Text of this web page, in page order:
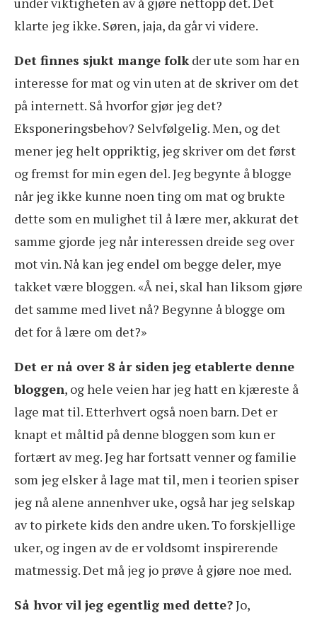
klarte jeg ikke. Søren, jaja, da går vi videre.
Det finnes sjukt mange folkder ute som har en
interesse for mat og vin uten at de skriver om det
på internett. Så hvorfor gjør jeg det?
Eksponeringsbehov? Selvfølgelig. Men, og det
mener jeg helt oppriktig, jeg skriver om det først
og fremst for min egen del. Jeg begynte å blogge
når jeg ikke kunne noen ting om mat og brukte
dette som en mulighet til å lære mer, akkurat det
samme gjorde jeg når interessen dreide seg over
mot vin. Nå kan jeg endel om begge deler, mye
takket være bloggen. «Å nei, skal han liksom gjøre
det samme med livet nå? Begynne å blogge om
det for å lære om det?»
Det er nå over 8 år siden jeg etablerte denne
bloggen, og hele veien har jeg hatt en kjæreste å
lage mat til. Etterhvert også noen barn. Det er
knapt et måltid på denne bloggen som kun er
fortært av meg. Jeg har fortsatt venner og familie
som jeg elsker å lage mat til, men i teorien spiser
jeg nå alene annenhver uke, også har jeg selskap
av to pirkete kids den andre uken. To forskjellige
uker, og ingen av de er voldsomt inspirerende
matmessig. Det må jeg jo prøve å gjøre noe med.
Så hvor vil jeg egentlig med dette?Jo,